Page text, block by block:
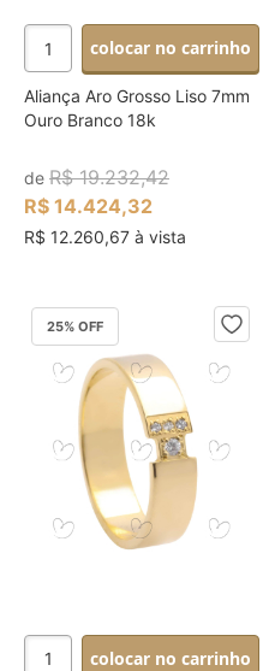
colocar no carrinho
Aliança Aro Grosso Liso 7mm
Ouro Branco 18k
de R$ 19.232,42
R$ 14.424,32
R$ 12.260,67 à vista
25% OFF
colocar no carrinho